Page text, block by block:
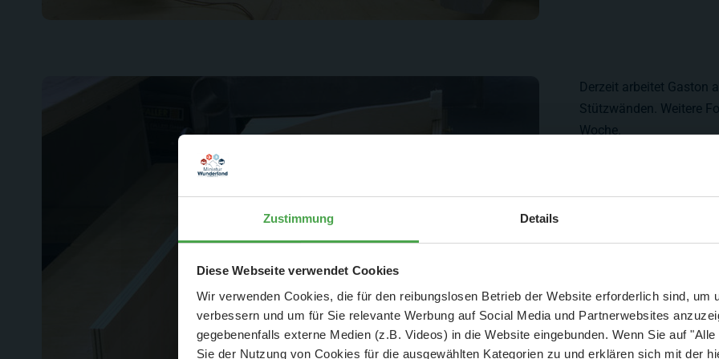
Zustimmung Details
Diese Webseite verwendet Cookies
Wir verwenden Cookies, die für den reibungslosen Betrieb der Website erforderlich sind, um
verbessern und um für Sie relevante Werbung auf Social Media und Partnerwebsites
gegebenenfalls externe Medien (z.B. Videos) in die Website eingebunden. Wenn Sie auf
Sie der Nutzung von Cookies für die ausgewählten Kategorien zu und erklären sich mit der
Derzeit arbeitet Gaston
Stützwänden. Weitere
Woche.
Aktuelle Mitteilung
Der Spar-Hammer: 25 % Ersparnis bei Große Pötte & kleine
und September - ohne Wartezeit
- Abendliche Hafenrundfahrt/Lichterfahrt 🛥️
- anschließender Wunderland-BesuchOHNEWartezeit 🚂